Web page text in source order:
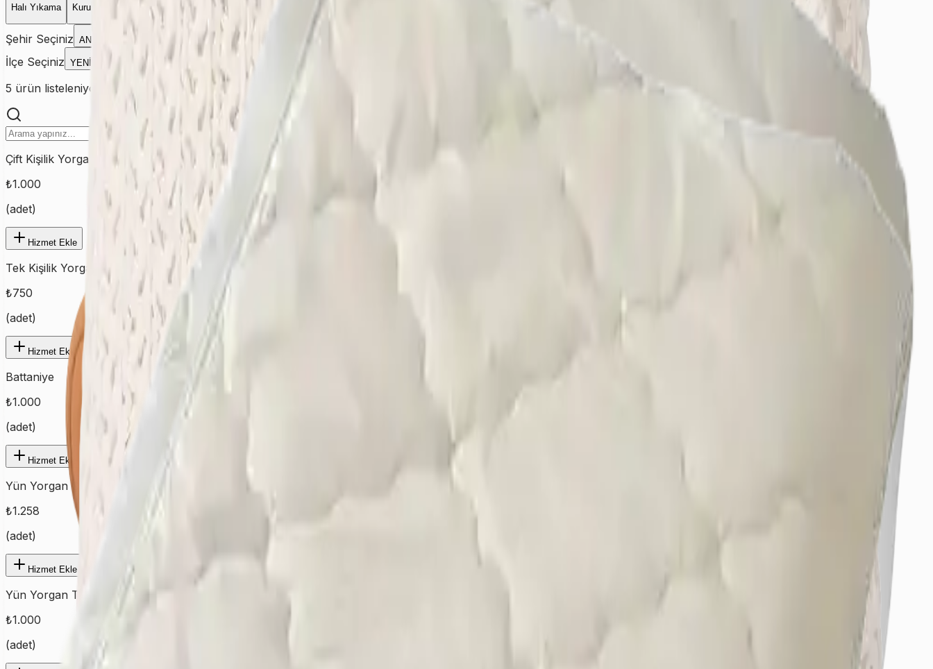
Halı Yıkama Kuru Temizleme Koltuk Yıkama Yatak Yıkama Perde Yıkama Araç Koltuk Yıkama
Şehir Seçiniz ANKARA
İlçe Seçiniz YENİMAHALLE
5 ürün listeleniyor
Çift Kişilik Yorgan
₺1.000
(adet)
Hizmet Ekle
Tek Kişilik Yorgan
₺750
(adet)
Hizmet Ekle
Battaniye
₺1.000
(adet)
Hizmet Ekle
Yün Yorgan Çift
₺1.258
(adet)
Hizmet Ekle
Yün Yorgan Tek
₺1.000
(adet)